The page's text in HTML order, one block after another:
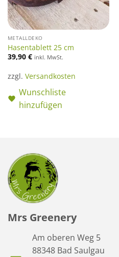
METALLDEKO
Hasentablett 25 cm
39,90 € inkl. MwSt.
zzgl. Versandkosten
Wunschliste
hinzufügen
Mrs Greenery
Am oberen Weg 5
88348 Bad Saulgau